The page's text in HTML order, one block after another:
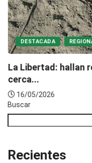
DESTACADA
La Libertad: hallan
cerca...
16/05/2026
Buscar
Recientes